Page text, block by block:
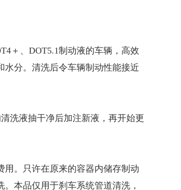
＋、DOT5.1制动液的车辆，高效
分。清洗后令车辆制动性能接近
洗液抽干净后加注新液，再开始更
。只许在原来的容器内储存制动
本品仅用于刹车系统管道清洗，